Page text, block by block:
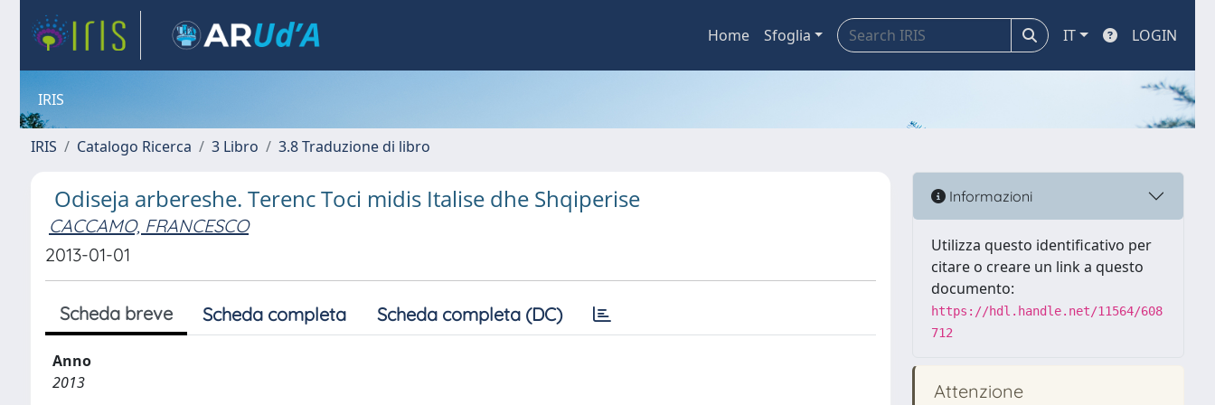
Home Sfoglia IT LOGIN
IRIS
IRIS Catalogo Ricerca 3 Libro 3.8 Traduzione di libro
Odiseja arbereshe. Terenc Toci midis Italise dhe Shqiperise
CACCAMO, FRANCESCO
2013-01-01
Scheda breve Scheda completa Scheda completa (DC)
Anno
2013
Informazioni
Utilizza questo identificativo per
citare o creare un link a questo
documento:
https://hdl.handle.net/11564/608
712
Attenzione